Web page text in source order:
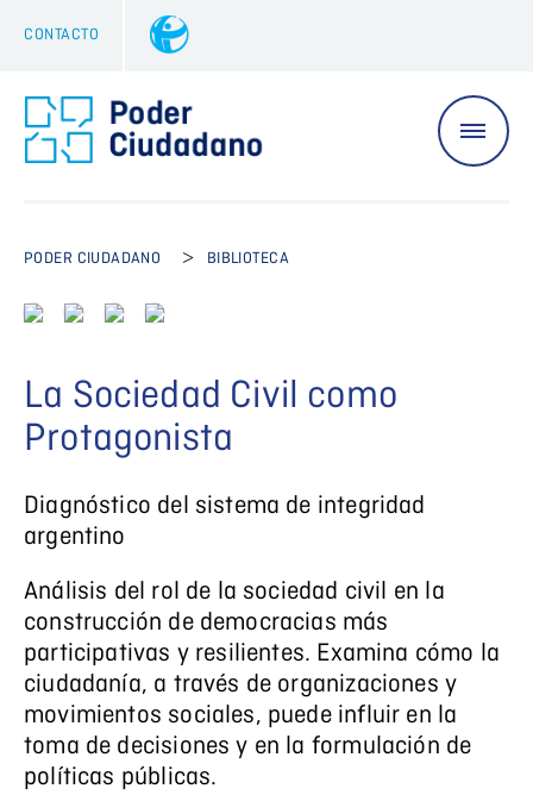
CONTACTO
PODER CIUDADANO > BIBLIOTECA
La Sociedad Civil como
Protagonista
Diagnóstico del sistema de integridad
argentino
Análisis del rol de la sociedad civil en la
construcción de democracias más
participativas y resilientes. Examina cómo la
ciudadanía, a través de organizaciones y
movimientos sociales, puede influir en la
toma de decisiones y en la formulación de
políticas públicas.